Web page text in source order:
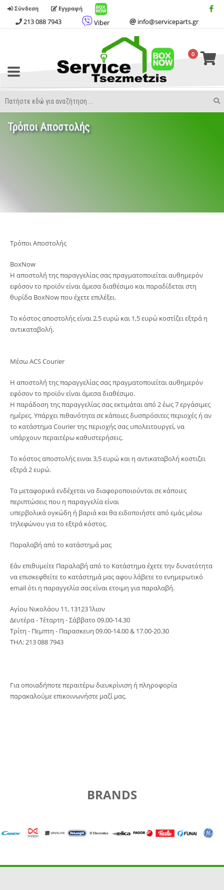
Σύνδεση Εγγραφή
213 088 7943 Viber info@serviceparts.gr
0
Search
Toggle
Τρόποι Αποστολής
Τρόποι Αποστολής
BoxNow
Η αποστολή της παραγγελίας σας πραγματοποιείται αυθημερόν
εφόσον το προϊόν είναι άμεσα διαθέσιμο και παραδίδεται στη
θυρίδα BoxNow που έχετε επιλέξει.
Το κόστος αποστολής είναι 2,5 ευρώ και 1,5 ευρώ κοστίζει εξτρά η
αντικαταβολή.
Μέσω ACS Courier
Η αποστολή της παραγγελίας σας πραγματοποιείται αυθημερόν
εφόσον το προϊόν είναι άμεσα διαθέσιμο.
Η παράδοση της παραγγελίας σας εκτιμάται από 2 έως 7 εργάσιμες
ημέρες. Υπάρχει πιθανότητα σε κάποιες δυσπρόσιτες περιοχές ή αν
το κατάστημα Courier της περιοχής σας υπολειτουργεί, να
υπάρχουν περαιτέρω καθυστερήσεις.
Το κόστος αποστολής ειναι 3,5 ευρώ και η αντικαταβολή κοστιζει
εξτρά 2 ευρώ.
Τα μεταφορικά ενδέχεται να διαφοροποιούνται σε κάποιες
περιπτώσεις που η παραγγελία είναι
υπερβολικά ογκώδη ή βαριά και θα ειδοποιήστε από εμάς μέσω
τηλεφώνου για το εξτρά κόστος.
Παραλαβή από το κατάστημά μας
Εάν επιθυμείτε Παραλαβή από το Κατάστημα έχετε την δυνατότητα
να επισκεφθείτε το κατάστημά μας αφου λάβετε το ενημερωτικό
email ότι η παραγγελία σας είναι ετοιμη για παραλαβή.
Αγίου Νικολάου 11, 13123 Ίλιον
Δευτέρα - Τέταρτη - Σάββατο 09.00-14.30
Τρίτη - Πεμπτη - Παρασκευη 09.00-14.00 & 17.00-20.30
ΤΗΛ: 213 088 7943
Για οποιαδήποτε περαιτέρω διευκρίνιση ή πληροφορία
παρακαλούμε επικοινωνήστε μαζί μας.
BRANDS